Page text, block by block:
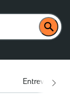
Entrevistes